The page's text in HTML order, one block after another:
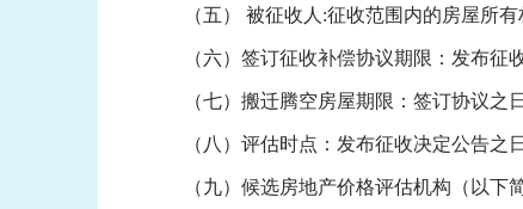
（五） 被征收人:征收范围内的房屋所有
（六）签订征收补偿协议期限：发布征收
（七）搬迁腾空房屋期限：签订协议之日
（八）评估时点：发布征收决定公告之日
（九）候选房地产价格评估机构（以下简